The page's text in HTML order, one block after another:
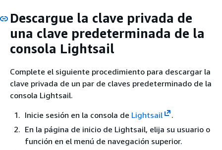
Descargue la clave privada de
una clave predeterminada de la
consola Lightsail
Complete el siguiente procedimiento para descargar la
clave privada de un par de claves predeterminado de la
consola Lightsail.
Inicie sesión en la consola de Lightsail
.
En la página de inicio de Lightsail, elija su usuario o
función en el menú de navegación superior.